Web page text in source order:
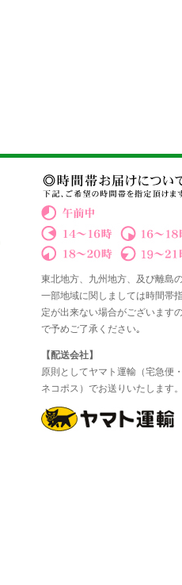
東北地方、九州地方、及び離島
一部地域に関しましては時間帯
定が出来ない場合がございます
で予めご了承ください｡
【配送会社】
原則としてヤマト運輸（宅急便
ネコポス）でお送りいたします